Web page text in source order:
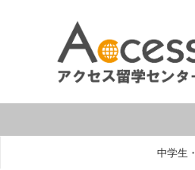
中学生